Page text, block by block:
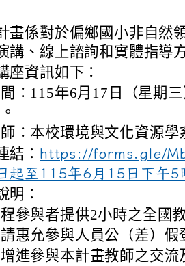
畫係對於偏鄉國小非自然
講、線上諮詢和實體指導
座資訊如下：
：115年6月17日（星期
：本校環境與文化資源學
結： https://forms.gle/
起至115年6月15日下午5
明：
參與者提供2小時之全國
惠允參與人員公（差）假
進參與本計畫教師之交